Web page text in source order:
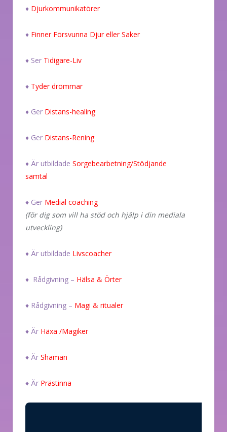
♦ Djurkommunikatörer
♦ Finner Försvunna Djur eller Saker
♦ Ser Tidigare-Liv
♦ Tyder drömmar
♦ Ger Distans-healing
♦ Ger Distans-Rening
♦ Är utbildade Sorgebearbetning/Stödjande
samtal
♦ Ger Medial coaching
(för dig som vill ha stöd och hjälp i din mediala
utveckling)
♦ Är utbildade Livscoacher
♦ Rådgivning – Hälsa & Örter
♦ Rådgivning – Magi & ritualer
♦ Är Häxa /Magiker
♦ Är Shaman
♦ Är Prästinna